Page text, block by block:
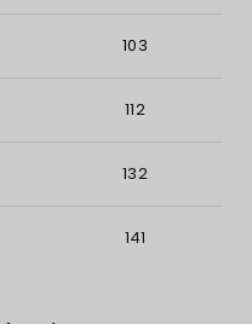
103
112
132
141